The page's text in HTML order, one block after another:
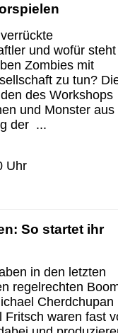
und wofür steht
Zombies mit
zu tun?
des Workshops
und Monster aus
der ...
Uhr
So startet ihr
in den letzten
regelrechten
Cherdchupan
Fritsch waren fast